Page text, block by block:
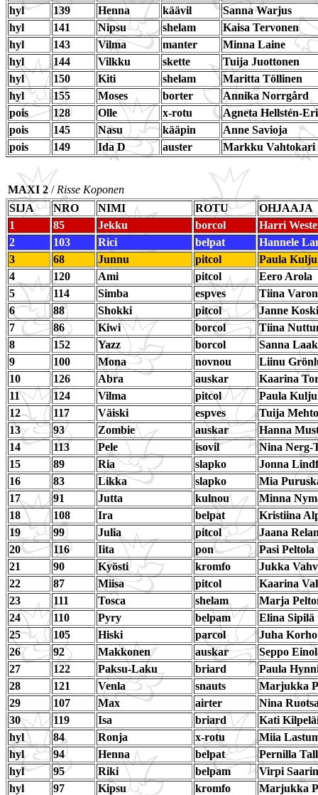
hyl 139 Henna käävil
Sanna Warjus
hyl
141 Nipsu shelam
Kaisa Tervonen
hyl
143 Vilma manter
Minna Laine
hyl
144 Vilkku skette
Tuija Juottonen
hyl
150 Kiti shelam
Maritta Töllinen
hyl
155 Moses borter
Annika Norrgård
pois
128 Olle x-rotu
Agneta Hellstén-
pois
145 Nasu kääpin
Anne Savioja
pois
149 Ida D auster Markku Vahtokari
MAXI 2/ Risse Koponen
SIJA
NRO NIMI ROTU
OHJAAJA
1
85 Jekku borcol
Harri
2
103 Rici belpat
Hannele
3
68 Junnu pitcol
Paula
4
120 Ami pitcol
Eero Arola
5
114 Simba espves
Tiina
6
88 Shokki pitcol
Janne
7
86 Kiwi borcol
Tiina
8
152 Yazz borcol
Sanna
9
100 Mona novnou
Liinu
10
126 Abra auskar
Kaarina
11
124 Vilma pitcol
Paula
12
117 Väiski espves
Tuija
13
93 Zombie auskar
Hanna
14
113 Pele isovil
Nina Nerg-
15
89 Ria slapko
Jonna
16
83 Likka slapko
Mia
17
91 Jutta kulnou
Minna
18
108 Ira belpat
Kristiina
19
99 Julia pitcol
Jaana
20
116 Iita pon
Pasi Peltola
21
90 Kyösti kromfo
Jukka
22
87 Miisa pitcol
Kaarina
23
111 Tosca shelam
Marja
24
110 Pyry belpam
Elina Sipilä
25
105 Hiski parcol
Juha
26
92 Makkonen auskar
Seppo
27
122 Paksu-Laku briard
Paula
28
121 Venla snauts
Marjukka
29
107 Max airter
Nina
30
119 Isa briard
Kati
hyl
84 Ronja x-rotu
Miia
hyl
94 Henna belpat
Pernilla
hyl
95 Riki belpam
Virpi
hyl
97 Kipsu kromfo
Marjukka